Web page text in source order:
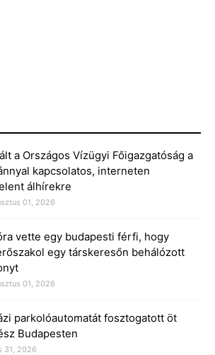
a Országos Vízügyi Főigazgatóság a
kapcsolatos, interneten
álhírekre
01, 2026
vette egy budapesti férfi, hogy
egy társkeresőn behálózott
01, 2026
parkolóautomatát fosztogatott öt
Budapesten
31, 2026